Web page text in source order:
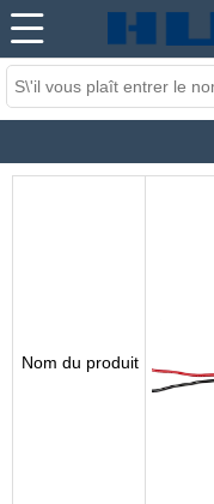
Nom du produit